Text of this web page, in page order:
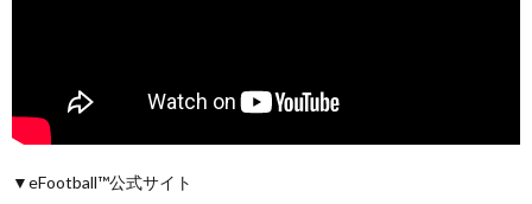
▼eFootball™公式サイト